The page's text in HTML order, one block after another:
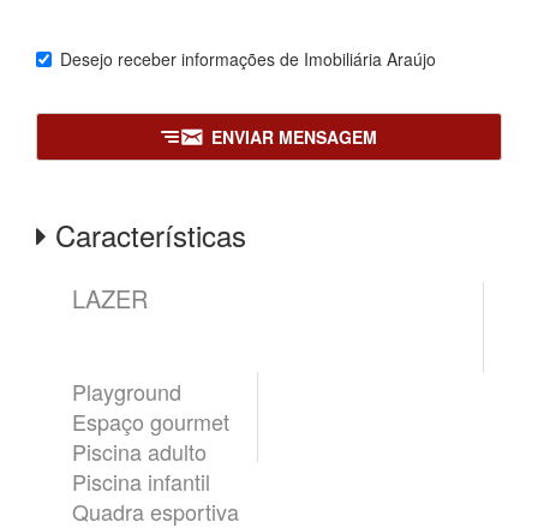
Desejo receber informações de Imobiliária Araújo
ENVIAR MENSAGEM
Características
LAZER
Playground
Espaço gourmet
Piscina adulto
Piscina infantil
Quadra esportiva